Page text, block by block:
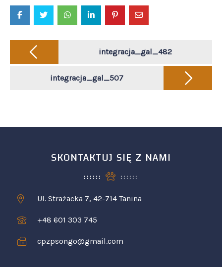
Post
navigation integracja_gal_482
integracja_gal_507
SKONTAKTUJ SIĘ Z NAMI
Ul. Strażacka 7, 42-714 Tanina
+48 601 303 745
cpzpsongo@gmail.com